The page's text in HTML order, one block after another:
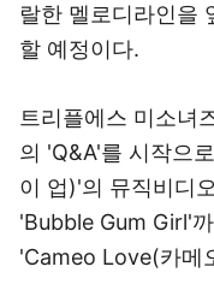
랄한 멜로디라인을
할 예정이다.
트리플에스 미소녀
의 'Q&A'를 시작으
이 업)'의 뮤직비디
'Bubble Gum Girl'
'Cameo Love(카메